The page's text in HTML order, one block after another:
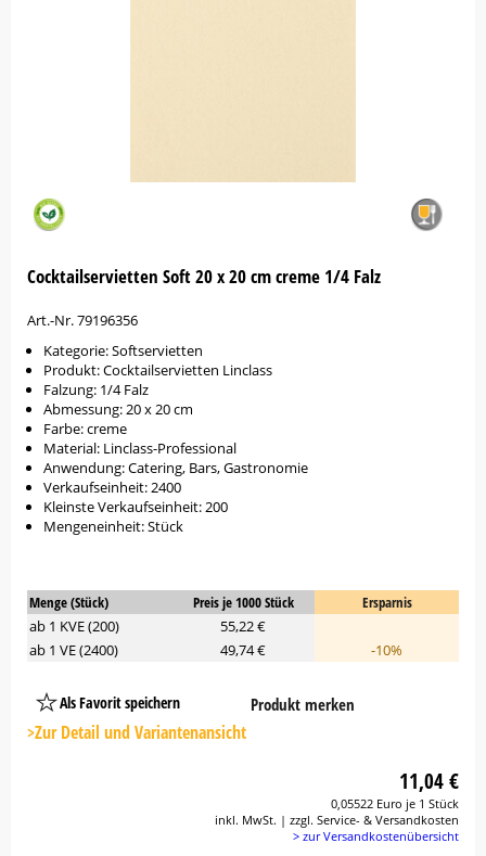
Cocktailservietten Soft 20 x 20 cm creme 1/4 Falz
Art.-Nr. 79196356
Kategorie: Softservietten
Produkt: Cocktailservietten Linclass
Falzung: 1/4 Falz
Abmessung: 20 x 20 cm
Farbe: creme
Material: Linclass-Professional
Anwendung: Catering, Bars, Gastronomie
Verkaufseinheit: 2400
Kleinste Verkaufseinheit: 200
Mengeneinheit: Stück
Menge (Stück) Preis je 1000 Stück
Ersparnis
ab 1 KVE (200)
55,22 €
ab 1 VE (2400)
49,74 € -10%
Als Favorit speichern
Platzhalter
Button
Produkt merken
>Zur Detail und Variantenansicht
11,04 €
0,05522 Euro je 1 Stück
inkl. MwSt. | zzgl. Service- & Versandkosten
> zur Versandkostenübersicht